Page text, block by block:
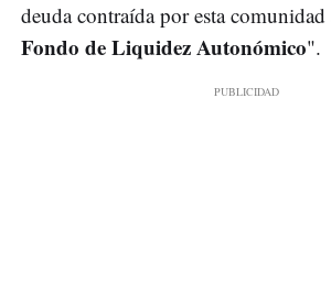
deuda contraída por esta
Fondo de Liquidez Autonómico".